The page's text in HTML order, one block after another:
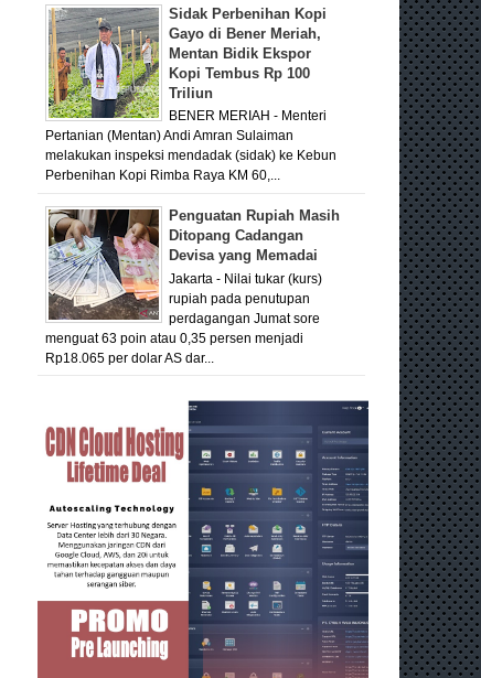
Sidak Perbenihan Kopi
Gayo di Bener Meriah,
Mentan Bidik Ekspor
Kopi Tembus Rp 100
Triliun
BENER MERIAH - Menteri
Pertanian (Mentan) Andi Amran Sulaiman
melakukan inspeksi mendadak (sidak) ke Kebun
Perbenihan Kopi Rimba Raya KM 60,...
Penguatan Rupiah Masih
Ditopang Cadangan
Devisa yang Memadai
Jakarta - Nilai tukar (kurs)
rupiah pada penutupan
perdagangan Jumat sore
menguat 63 poin atau 0,35 persen menjadi
Rp18.065 per dolar AS dar...